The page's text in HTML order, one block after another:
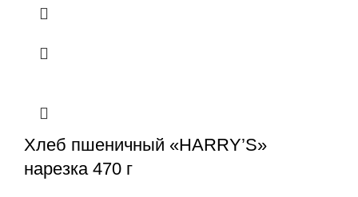
Хлеб пшеничный «HARRY’S»
нарезка 470 г